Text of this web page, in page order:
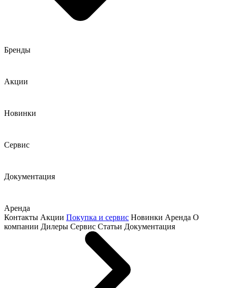
Бренды
Акции
Новинки
Сервис
Документация
Аренда
Контакты Акции Покупка и сервис Новинки Аренда О
компании Дилеры Сервис Статьи Документация